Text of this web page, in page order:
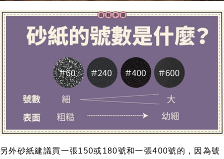
另外砂紙建議買一張150或180號和一張400號的，因為號